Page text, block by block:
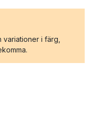
i färg,